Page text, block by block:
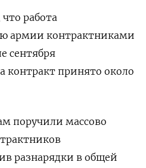
работа
армии контрактниками
сентября
контракт принято около
поручили массово
разнарядки в общей